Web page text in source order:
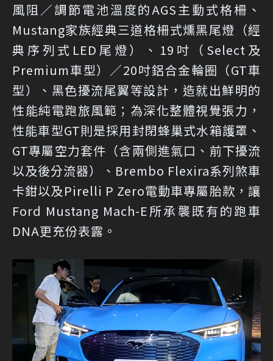
風阻／調節電池溫度的AGS主動式格柵、
Mustang家族經典三道格柵式燻黑尾燈（經
典序列式LED尾燈）、19吋（Select及
Premium車型）／20吋鋁合金輪圈（GT車
型）、黑色擾流尾翼等設計，造就出鮮明的
性能純電跑旅風範；為深化整體視覺張力，
性能車型GT則是採用封閉蜂巢式水箱護罩、
GT專屬空力套件（含兩側進氣口、前下擾流
以及後分流器）、Brembo Flexira系列煞車
卡鉗以及Pirelli P Zero電動車專屬胎款，讓
Ford Mustang Mach-E所承襲既有的跑車
DNA更充份表露。